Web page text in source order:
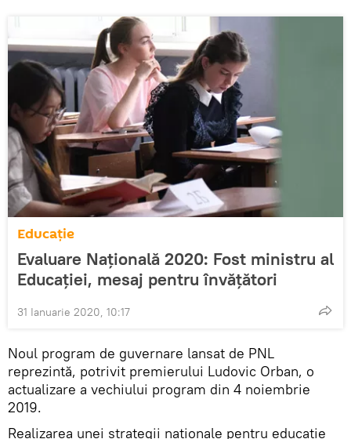
Educație
Evaluare Națională 2020: Fost ministru al
Educației, mesaj pentru învățători
31 Ianuarie 2020, 10:17
Noul program de guvernare lansat de PNL
reprezintă, potrivit premierului Ludovic Orban, o
actualizare a vechiului program din 4 noiembrie
2019.
Realizarea unei strategii naționale pentru educație